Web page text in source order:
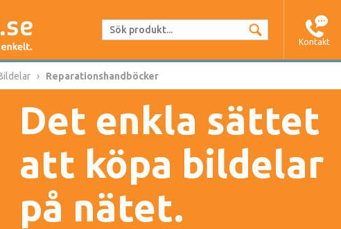
Kontakt
Reparationshandböcker
Det enkla sättet
att köpa bildelar
på nätet.